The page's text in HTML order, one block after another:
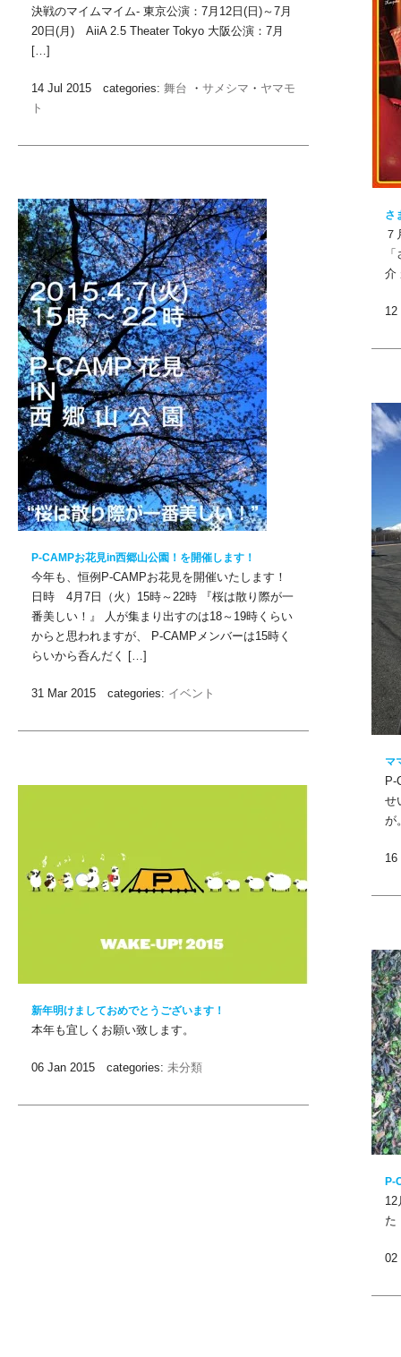
決戦のマイムマイム- 東京公演：7月12日(日)～7月
20日(月) AiiA 2.5 Theater Tokyo 大阪公演：7月
[…]
14 Jul 2015 categories: 舞台 ・ サメシマ ・ ヤマモ
ト
さ
７
介
P-CAMPお花見in西郷山公園！を開催します！
今年も、恒例P-CAMPお花見を開催いたします！
日時 4月7日（火）15時～22時 『桜は散り際が一
番美しい！』 人が集まり出すのは18～19時くらい
からと思われますが、 P-CAMPメンバーは15時く
らいから呑んだく […]
31 Mar 2015 categories: イベント
マ
P-
せ
が
新年明けましておめでとうございます！
本年も宜しくお願い致します。
06 Jan 2015 categories: 未分類
P-
12
た
02